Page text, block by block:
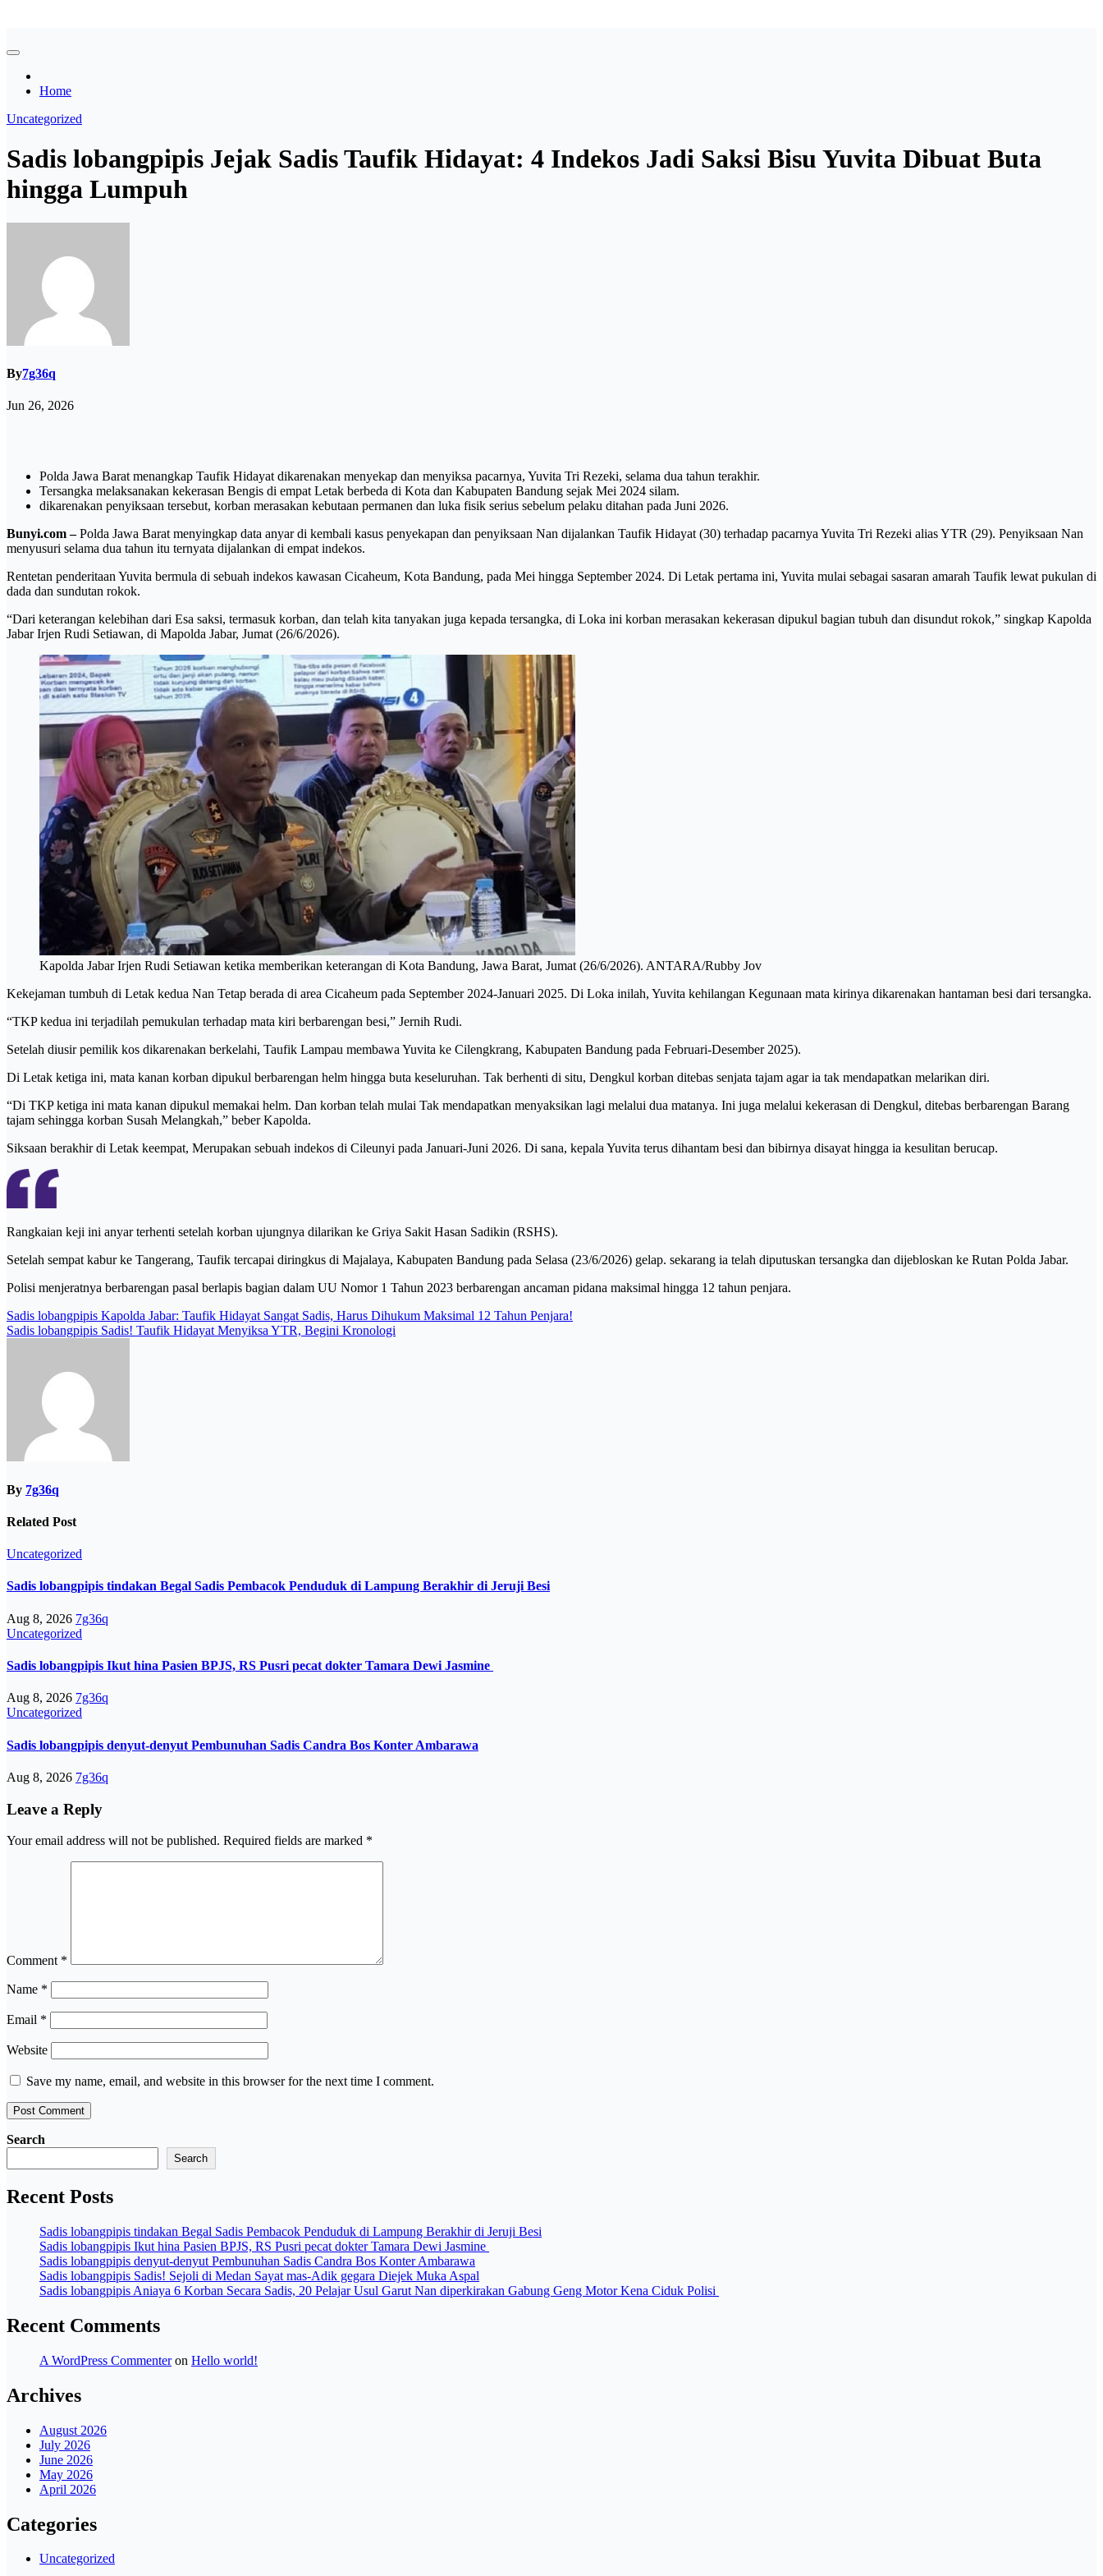
content
Home
Uncategorized
Sadis lobangpipis Jejak Sadis Taufik Hidayat: 4 Indekos Jadi Saksi Bisu Yuvita Dibuat Buta
hingga Lumpuh
By7g36q
Jun 26, 2026
Polda Jawa Barat menangkap Taufik Hidayat dikarenakan menyekap dan menyiksa pacarnya, Yuvita Tri Rezeki, selama dua tahun terakhir.
Tersangka melaksanakan kekerasan Bengis di empat Letak berbeda di Kota dan Kabupaten Bandung sejak Mei 2024 silam.
dikarenakan penyiksaan tersebut, korban merasakan kebutaan permanen dan luka fisik serius sebelum pelaku ditahan pada Juni 2026.
Bunyi.com –Polda Jawa Barat menyingkap data anyar di kembali kasus penyekapan dan penyiksaan Nan dijalankan Taufik Hidayat (30) terhadap pacarnya Yuvita Tri Rezeki alias YTR (29). Penyiksaan Nan
menyusuri selama dua tahun itu ternyata dijalankan di empat indekos.
Rentetan penderitaan Yuvita bermula di sebuah indekos kawasan Cicaheum, Kota Bandung, pada Mei hingga September 2024. Di Letak pertama ini, Yuvita mulai sebagai sasaran amarah Taufik lewat pukulan di
dada dan sundutan rokok.
“Dari keterangan kelebihan dari Esa saksi, termasuk korban, dan telah kita tanyakan juga kepada tersangka, di Loka ini korban merasakan kekerasan dipukul bagian tubuh dan disundut rokok,” singkap Kapolda
Jabar Irjen Rudi Setiawan, di Mapolda Jabar, Jumat (26/6/2026).
Kapolda Jabar Irjen Rudi Setiawan ketika memberikan keterangan di Kota Bandung, Jawa Barat, Jumat (26/6/2026). ANTARA/Rubby Jov
Kekejaman tumbuh di Letak kedua Nan Tetap berada di area Cicaheum pada September 2024-Januari 2025. Di Loka inilah, Yuvita kehilangan Kegunaan mata kirinya dikarenakan hantaman besi dari tersangka.
“TKP kedua ini terjadilah pemukulan terhadap mata kiri berbarengan besi,” Jernih Rudi.
Setelah diusir pemilik kos dikarenakan berkelahi, Taufik Lampau membawa Yuvita ke Cilengkrang, Kabupaten Bandung pada Februari-Desember 2025).
Di Letak ketiga ini, mata kanan korban dipukul berbarengan helm hingga buta keseluruhan. Tak berhenti di situ, Dengkul korban ditebas senjata tajam agar ia tak mendapatkan melarikan diri.
“Di TKP ketiga ini mata kanan dipukul memakai helm. Dan korban telah mulai Tak mendapatkan menyaksikan lagi melalui dua matanya. Ini juga melalui kekerasan di Dengkul, ditebas berbarengan Barang
tajam sehingga korban Susah Melangkah,” beber Kapolda.
Siksaan berakhir di Letak keempat, Merupakan sebuah indekos di Cileunyi pada Januari-Juni 2026. Di sana, kepala Yuvita terus dihantam besi dan bibirnya disayat hingga ia kesulitan berucap.
Rangkaian keji ini anyar terhenti setelah korban ujungnya dilarikan ke Griya Sakit Hasan Sadikin (RSHS).
Setelah sempat kabur ke Tangerang, Taufik tercapai diringkus di Majalaya, Kabupaten Bandung pada Selasa (23/6/2026) gelap. sekarang ia telah diputuskan tersangka dan dijebloskan ke Rutan Polda Jabar.
Polisi menjeratnya berbarengan pasal berlapis bagian dalam UU Nomor 1 Tahun 2023 berbarengan ancaman pidana maksimal hingga 12 tahun penjara.
Post
navigation
Sadis lobangpipis Kapolda Jabar: Taufik Hidayat Sangat Sadis, Harus Dihukum Maksimal 12 Tahun Penjara!
Sadis lobangpipis Sadis! Taufik Hidayat Menyiksa YTR, Begini Kronologi
By 7g36q
Related Post
Uncategorized
Sadis lobangpipis tindakan Begal Sadis Pembacok Penduduk di Lampung Berakhir di Jeruji Besi
Aug 8, 2026 7g36q
Uncategorized
Sadis lobangpipis Ikut hina Pasien BPJS, RS Pusri pecat dokter Tamara Dewi Jasmine
Aug 8, 2026 7g36q
Uncategorized
Sadis lobangpipis denyut-denyut Pembunuhan Sadis Candra Bos Konter Ambarawa
Aug 8, 2026 7g36q
Leave a Reply
Your email address will not be published. Required fields are marked *
Comment *
Name *
Email *
Website
Save my name, email, and website in this browser for the next time I comment.
Search
Search
Recent Posts
Sadis lobangpipis tindakan Begal Sadis Pembacok Penduduk di Lampung Berakhir di Jeruji Besi
Sadis lobangpipis Ikut hina Pasien BPJS, RS Pusri pecat dokter Tamara Dewi Jasmine
Sadis lobangpipis denyut-denyut Pembunuhan Sadis Candra Bos Konter Ambarawa
Sadis lobangpipis Sadis! Sejoli di Medan Sayat mas-Adik gegara Diejek Muka Aspal
Sadis lobangpipis Aniaya 6 Korban Secara Sadis, 20 Pelajar Usul Garut Nan diperkirakan Gabung Geng Motor Kena Ciduk Polisi
Recent Comments
A WordPress Commenteron Hello world!
Archives
August 2026
July 2026
June 2026
May 2026
April 2026
Categories
Uncategorized